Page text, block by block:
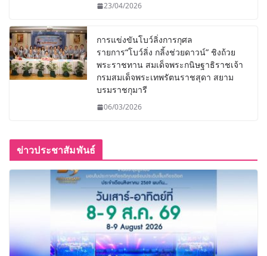
23/04/2026
การแข่งขันโบว์ลิ่งการกุศล
รายการ“โบว์ลิ่ง กลิ้งช่วยดาวน์” ชิงถ้วย
พระราชทาน สมเด็จพระกนิษฐาธิราชเจ้า
กรมสมเด็จพระเทพรัตนราชสุดา สยาม
บรมราชกุมารี
06/03/2026
ข่าวประชาสัมพันธ์